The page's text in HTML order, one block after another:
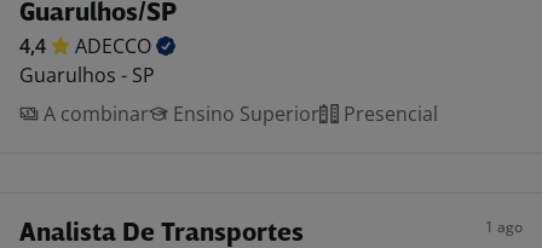
Guarulhos/SP
4,4
ADECCO
Guarulhos - SP
A combinar
Ensino Superior Presencial
Analista De Transportes 1 ago